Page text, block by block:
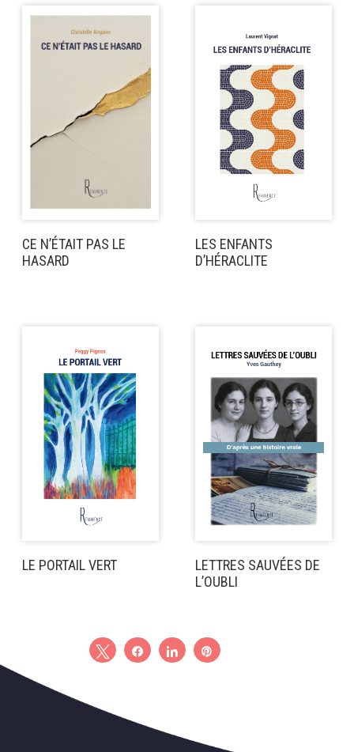
CE N’ÉTAIT PAS LE
HASARD
LES ENFANTS
D’HÉRACLITE
LE PORTAIL VERT
LETTRES SAUVÉES DE
L’OUBLI
Tweetez PartagezPartagez